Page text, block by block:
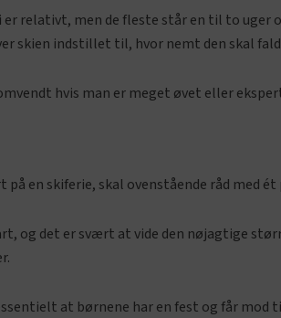
er relativt, men de fleste står en til to
skien indstillet til, hvor nemt den skal
hvis man er meget øvet eller
på en skiferie, skal ovenstående råd med
og det er svært at vide den nøjagtige
at børnene har en fest og får